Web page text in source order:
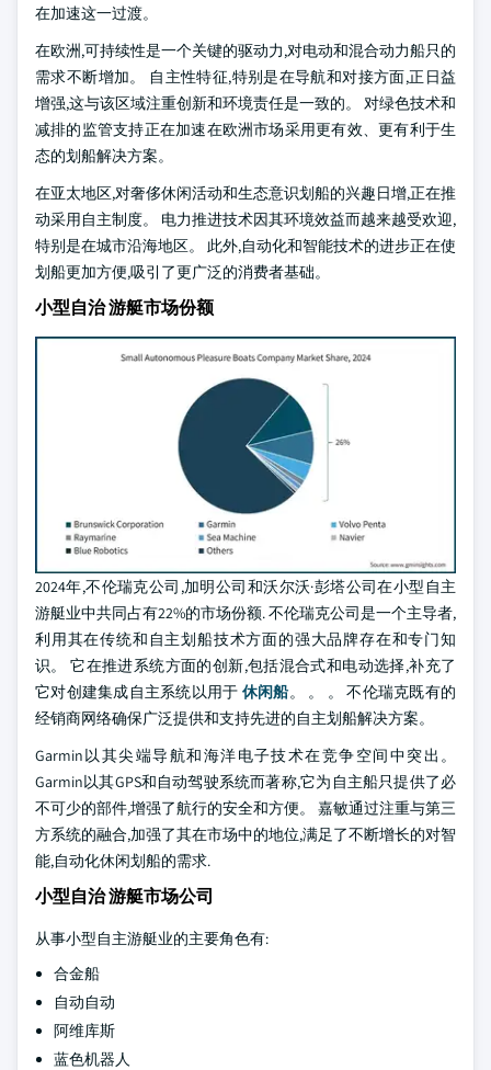
在加速这一过渡。
在欧洲,可持续性是一个关键的驱动力,对电动和混合动力船只的
需求不断增加。 自主性特征,特别是在导航和对接方面,正日益
增强,这与该区域注重创新和环境责任是一致的。 对绿色技术和
减排的监管支持正在加速在欧洲市场采用更有效、更有利于生
态的划船解决方案。
在亚太地区,对奢侈休闲活动和生态意识划船的兴趣日增,正在推
动采用自主制度。 电力推进技术因其环境效益而越来越受欢迎,
特别是在城市沿海地区。 此外,自动化和智能技术的进步正在使
划船更加方便,吸引了更广泛的消费者基础。
小型自治 游艇市场份额
2024年,不伦瑞克公司,加明公司和沃尔沃·彭塔公司在小型自主
游艇业中共同占有22%的市场份额. 不伦瑞克公司是一个主导者,
利用其在传统和自主划船技术方面的强大品牌存在和专门知
识。 它在推进系统方面的创新,包括混合式和电动选择,补充了
它对创建集成自主系统以用于 休闲船。 。 。 不伦瑞克既有的
经销商网络确保广泛提供和支持先进的自主划船解决方案。
Garmin以其尖端导航和海洋电子技术在竞争空间中突出。
Garmin以其GPS和自动驾驶系统而著称,它为自主船只提供了必
不可少的部件,增强了航行的安全和方便。 嘉敏通过注重与第三
方系统的融合,加强了其在市场中的地位,满足了不断增长的对智
能,自动化休闲划船的需求.
小型自治 游艇市场公司
从事小型自主游艇业的主要角色有:
合金船
自动自动
阿维库斯
蓝色机器人